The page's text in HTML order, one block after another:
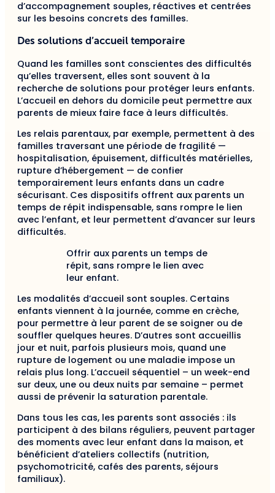
d’accompagnement souples, réactives et centrées
sur les besoins concrets des familles.
Des solutions d’accueil temporaire
Quand les familles sont conscientes des difficultés
qu’elles traversent, elles sont souvent à la
recherche de solutions pour protéger leurs enfants.
L’accueil en dehors du domicile peut permettre aux
parents de mieux faire face à leurs difficultés.
Les relais parentaux, par exemple, permettent à des
familles traversant une période de fragilité —
hospitalisation, épuisement, difficultés matérielles,
rupture d’hébergement — de confier
temporairement leurs enfants dans un cadre
sécurisant. Ces dispositifs offrent aux parents un
temps de répit indispensable, sans rompre le lien
avec l’enfant, et leur permettent d’avancer sur leurs
difficultés.
Offrir aux parents un temps de
répit, sans rompre le lien avec
leur enfant.
Les modalités d’accueil sont souples. Certains
enfants viennent à la journée, comme en crèche,
pour permettre à leur parent de se soigner ou de
souffler quelques heures. D’autres sont accueillis
jour et nuit, parfois plusieurs mois, quand une
rupture de logement ou une maladie impose un
relais plus long. L’accueil séquentiel – un week-end
sur deux, une ou deux nuits par semaine – permet
aussi de prévenir la saturation parentale.
Dans tous les cas, les parents sont associés : ils
participent à des bilans réguliers, peuvent partager
des moments avec leur enfant dans la maison, et
bénéficient d’ateliers collectifs (nutrition,
psychomotricité, cafés des parents, séjours
familiaux).